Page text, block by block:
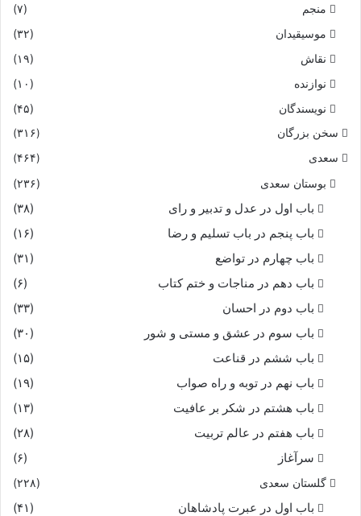
منجم
(۷)
موسیقیدان
(۳۲)
نقاش
(۱۹)
نوازنده
(۱۰)
نویسندگان
(۴۵)
سخن بزرگان
(۳۱۶)
سعدی
(۴۶۴)
بوستان سعدی (۲۳۶)
باب اول در عدل و تدبیر و رای
(۳۸)
باب پنجم در باب تسلیم و رضا
(۱۶)
باب چهارم در تواضع
(۳۱)
باب دهم در مناجات و ختم کتاب
(۶)
باب دوم در احسان
(۳۳)
باب سوم در عشق و مستی و شور
(۳۰)
باب ششم در قناعت
(۱۵)
باب نهم در توبه و راه صواب
(۱۹)
باب هشتم در شکر بر عافیت
(۱۳)
باب هفتم در عالم تربیت
(۲۸)
سرآغاز
(۶)
گلستان سعدی (۲۲۸)
باب اول در عبرت پادشاهان
(۴۱)